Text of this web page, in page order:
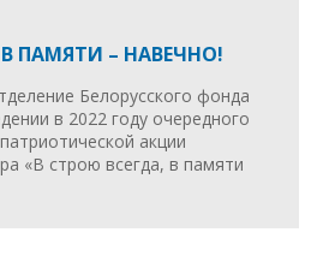
ПАМЯТИ – НАВЕЧНО!
Белорусского фонда
в 2022 году очередного
акции
«В строю всегда, в памяти